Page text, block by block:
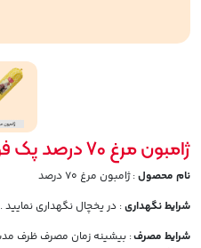
ژامبون مرغ 70 درصد پک فود
نام محصول: ژامبون مرغ 70 درصد
شرایط نگهداری: در یخچال نگهداری نمایید .
شرایط مصرف